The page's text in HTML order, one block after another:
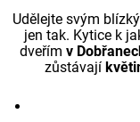
Udělejte svým
jen tak. Kytice k
dveřím v
zůstávají